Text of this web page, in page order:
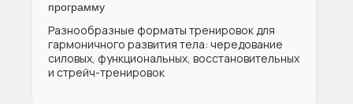
программу
Разнообразные форматы тренировок для
гармоничного развития тела: чередование
силовых, функциональных, восстановительных
и стрейч-тренировок